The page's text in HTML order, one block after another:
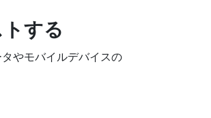
する
やモバイルデバイスの